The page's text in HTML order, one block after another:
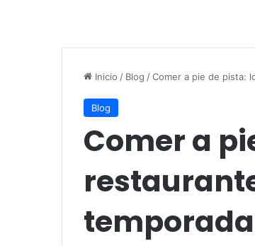
Inicio / Blog /Comer a pie de pista:
Blog
Comer a